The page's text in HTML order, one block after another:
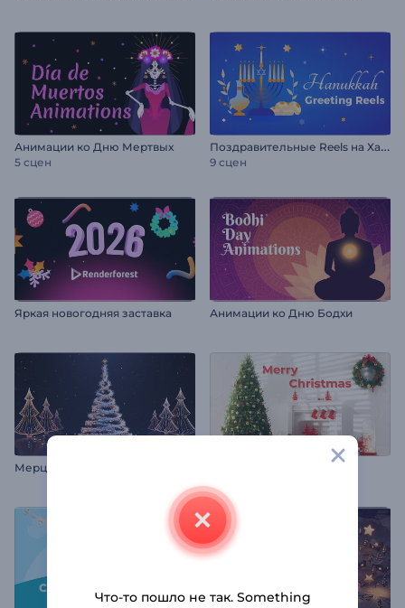
Анимации ко Дню Мертвых
5 сцен
П
оздравительные Reels на Хануку
9 сцен
Яркая новогодняя заставка Анимации ко Дню Бодхи
Мерцающая новогодняя елка
Что-то пошло не так. Something